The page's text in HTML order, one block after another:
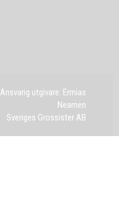
Ansvarig utgivare: Ermias
Neamen
Sveriges Grossister AB